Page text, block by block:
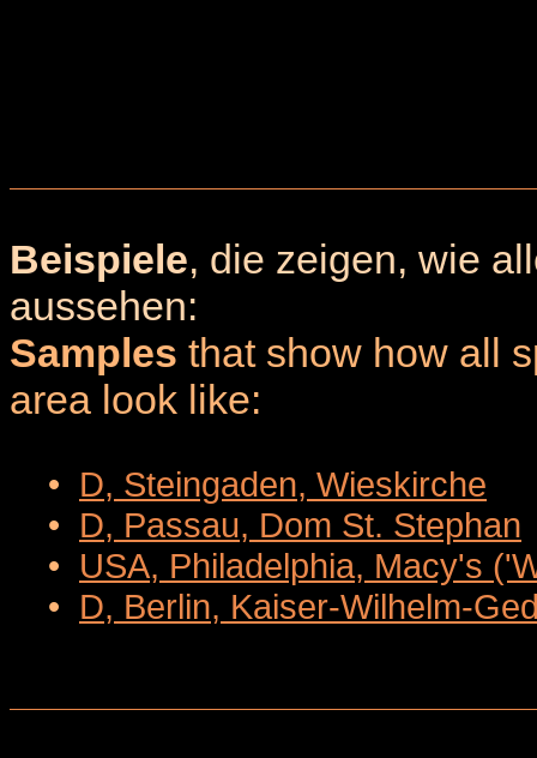
Beispiele, die zeigen, wie
aussehen:
Samples that show how all
area look like:
• D, Steingaden, Wieskirche
• D, Passau, Dom St. Stephan
• USA, Philadelphia, Macy's
• D, Berlin, Kaiser-Wilhelm-